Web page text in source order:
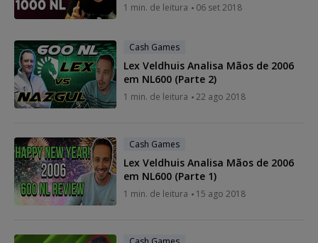
1 min. de leitura 06 set 2018
Cash Games
Lex Veldhuis Analisa Mãos de 2006
em NL600 (Parte 2)
1 min. de leitura 22 ago 2018
Cash Games
Lex Veldhuis Analisa Mãos de 2006
em NL600 (Parte 1)
1 min. de leitura 15 ago 2018